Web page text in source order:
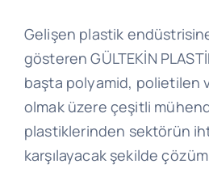
Gelişen plastik
gösteren GÜLTEKİN
başta polyamid, polietilen
olmak üzere çeşitli
plastiklerinden sektörün
karşılayacak şekilde